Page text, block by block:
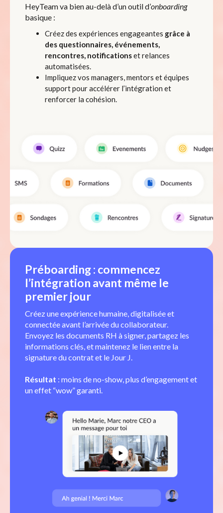
HeyTeam va bien au-delà d’un outil d’onboarding
basique :
Créez des expériences engageantes grâce à
des questionnaires, événements,
rencontres, notificationset relances
automatisées.
Impliquez vos managers, mentors et équipes
support pour accélérer l’intégration et
renforcer la cohésion.
Préboarding : commencez
l’intégration avant même le
premier jour
Créez une expérience humaine, digitalisée et
connectée avant l’arrivée du collaborateur.
Envoyez les documents RH à signer, partagez les
informations clés, et maintenez le lien entre la
signature du contrat et le Jour J.
Résultat : moins de no-show, plus d’engagement et
un effet “wow” garanti.